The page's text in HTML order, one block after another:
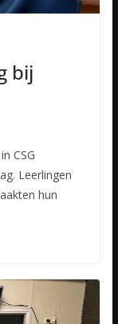
bij
CSG
Leerlingen
hun